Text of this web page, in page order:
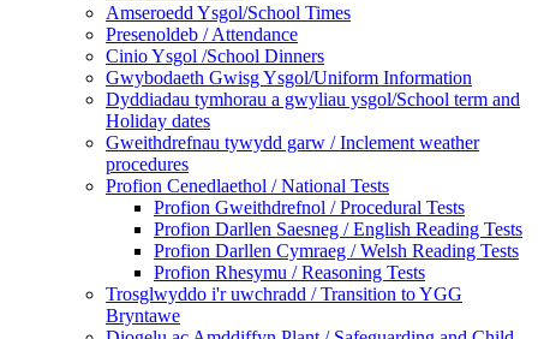
Amseroedd Ysgol/School Times
Presenoldeb / Attendance
Cinio Ysgol /School Dinners
Gwybodaeth Gwisg Ysgol/Uniform Information
Dyddiadau tymhorau a gwyliau ysgol/School term and
Holiday dates
Gweithdrefnau tywydd garw / Inclement weather
procedures
Profion Cenedlaethol / National Tests
Profion Gweithdrefnol / Procedural Tests
Profion Darllen Saesneg / English Reading Tests
Profion Darllen Cymraeg / Welsh Reading Tests
Profion Rhesymu / Reasoning Tests
Trosglwyddo i'r uwchradd / Transition to YGG
Bryntawe